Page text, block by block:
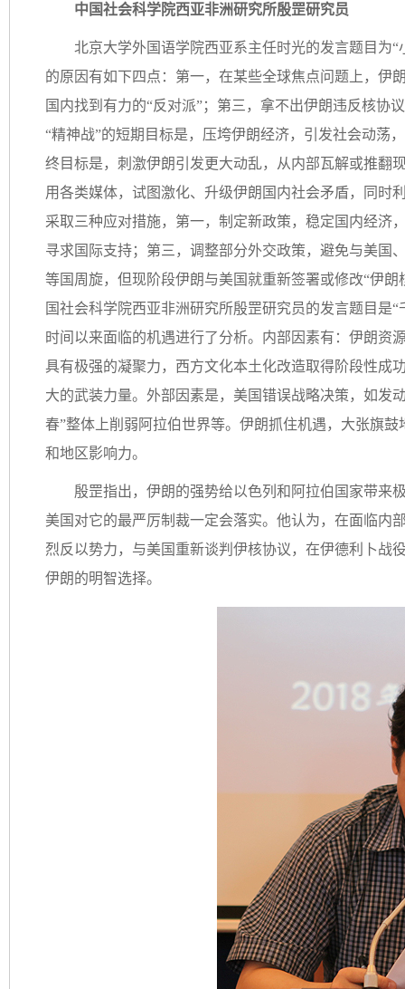
中国社会科学院西亚非洲研究所殷罡研究员
北京大学外国语学院西亚系主任时光的发言题目为“
的原因有如下四点：第一，在某些全球焦点问题上，伊
国内找到有力的“反对派”；第三，拿不出伊朗违反核协
“精神战”的短期目标是，压垮伊朗经济，引发社会动荡
终目标是，刺激伊朗引发更大动乱，从内部瓦解或推翻
用各类媒体，试图激化、升级伊朗国内社会矛盾，同时
采取三种应对措施，第一，制定新政策，稳定国内经济
寻求国际支持；第三，调整部分外交政策，避免与美国
等国周旋，但现阶段伊朗与美国就重新签署或修改“伊
国社会科学院西亚非洲研究所殷罡研究员的发言题目是
时间以来面临的机遇进行了分析。内部因素有：伊朗资
具有极强的凝聚力，西方文化本土化改造取得阶段性成
大的武装力量。外部因素是，美国错误战略决策，如发
春”整体上削弱阿拉伯世界等。伊朗抓住机遇，大张旗
和地区影响力。
殷罡指出，伊朗的强势给以色列和阿拉伯国家带来
美国对它的最严厉制裁一定会落实。他认为，在面临内
烈反以势力，与美国重新谈判伊核协议，在伊德利卜战
伊朗的明智选择。